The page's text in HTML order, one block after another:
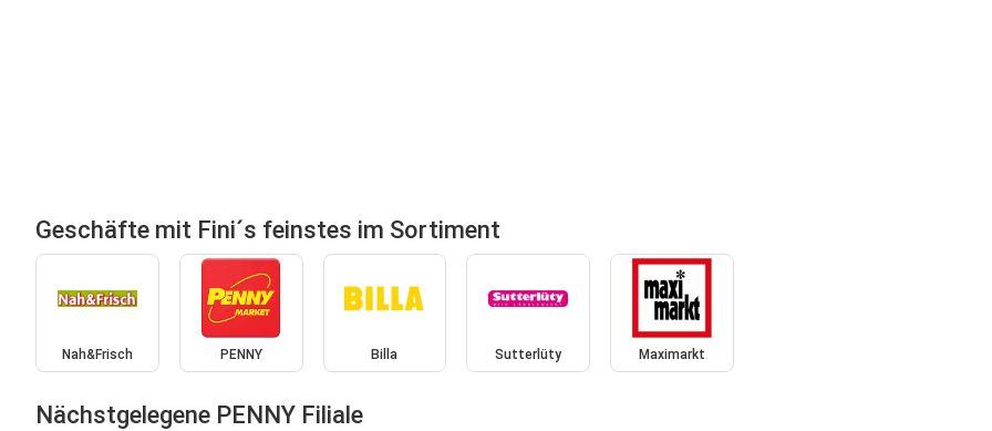
Geschäfte mit Fini´s feinstes im Sortiment
Nah&Frisch PENNY Billa Sutterlüty Maximarkt
Nächstgelegene PENNY Filiale